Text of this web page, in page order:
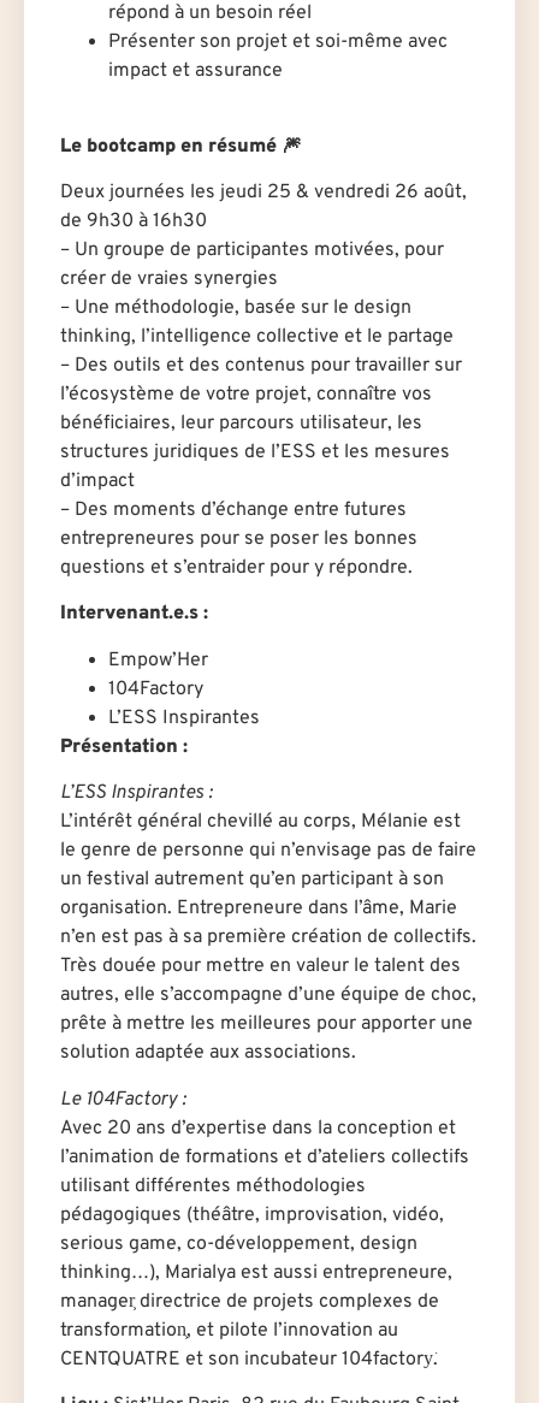
répond à un besoin réel
Présenter son projet et soi-même avec
impact et assurance
Le bootcamp en résumé 🎆
Deux journées les jeudi 25 & vendredi 26 août,
de 9h30 à 16h30
– Un groupe de participantes motivées, pour
créer de vraies synergies
– Une méthodologie, basée sur le design
thinking, l’intelligence collective et le partage
– Des outils et des contenus pour travailler sur
l’écosystème de votre projet, connaître vos
bénéficiaires, leur parcours utilisateur, les
structures juridiques de l’ESS et les mesures
d’impact
– Des moments d’échange entre futures
entrepreneures pour se poser les bonnes
questions et s’entraider pour y répondre.
Intervenant.e.s :
Empow’Her
104Factory
L’ESS Inspirantes
Présentation :
L’ESS Inspirantes :
L’intérêt général chevillé au corps, Mélanie est
le genre de personne qui n’envisage pas de faire
un festival autrement qu’en participant à son
organisation. Entrepreneure dans l’âme, Marie
n’en est pas à sa première création de collectifs.
Très douée pour mettre en valeur le talent des
autres, elle s’accompagne d’une équipe de choc,
prête à mettre les meilleures pour apporter une
solution adaptée aux associations.
Le 104Factory :
Avec 20 ans d’expertise dans la conception et
l’animation de formations et d’ateliers collectifs
utilisant différentes méthodologies
pédagogiques (théâtre, improvisation, vidéo,
serious game, co-développement, design
thinking…), Marialya est aussi entrepreneure,
manager͕ directrice de projets complexes de
transformation͕, et pilote l’innovation au
CENTQUATRE et son incubateur 104factory͘.